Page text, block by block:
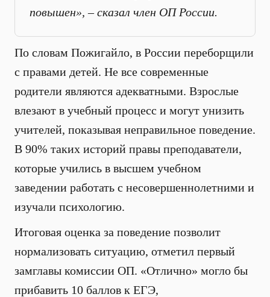
повышен», – сказал член ОП России.
По словам Пожигайло, в России переборщили
с правами детей. Не все современные
родители являются адекватными. Взрослые
влезают в учебный процесс и могут унизить
учителей, показывая неправильное поведение.
В 90% таких историй правы преподаватели,
которые учились в высшем учебном
заведении работать с несовершеннолетними и
изучали психологию.
Итоговая оценка за поведение позволит
нормализовать ситуацию, отметил первый
замглавы комиссии ОП. «Отлично» могло бы
прибавить 10 баллов к ЕГЭ,